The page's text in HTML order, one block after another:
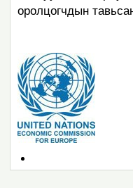
оролцогчдын
Document
Actions